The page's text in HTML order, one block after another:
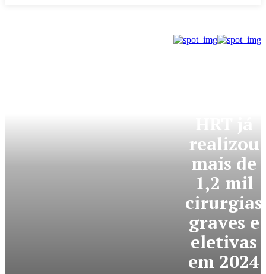
HRT já
realizou
mais de
1,2 mil
cirurgias
graves e
eletivas
em 2024